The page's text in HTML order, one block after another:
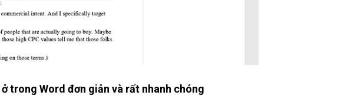
trong Word đơn giản và rất nhanh chóng